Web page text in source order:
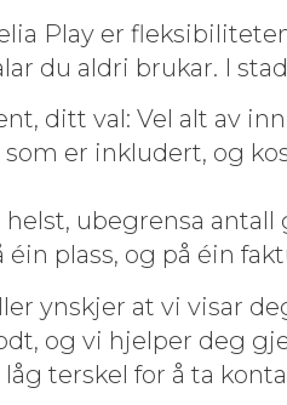
Play er
du aldri brukar. I
ditt val: Vel alt av
er inklud­ert, og
ube­gren­sa
éin plass, og på éin
ynskjer at vi vis­ar
og vi hjelper deg
terskel for å ta